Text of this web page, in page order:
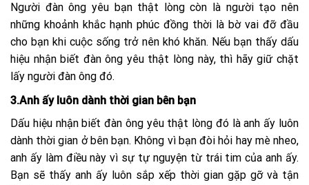
Người đàn ông yêu bạn thật lòng còn là người tạo nên
những khoảnh khắc hạnh phúc đồng thời là bờ vai đỡ đầu
cho bạn khi cuộc sống trở nên khó khăn. Nếu bạn thấy dấu
hiệu nhận biết đàn ông yêu thật lòng này, thì hãy giữ chặt
lấy người đàn ông đó.
3.Anh ấy luôn dành thời gian bên bạn
Dấu hiệu nhận biết đàn ông yêu thật lòng đó là anh ấy luôn
dành thời gian ở bên bạn. Không vì bạn đòi hỏi hay mè nheo,
anh ấy làm điều này vì sự tự nguyện từ trái tim của anh ấy.
Bạn sẽ thấy anh ấy luôn sắp xếp thời gian gặp gỡ và tận